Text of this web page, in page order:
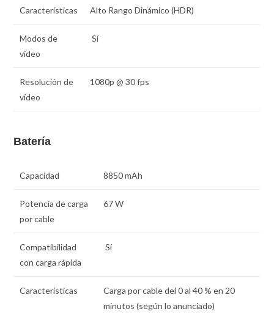
Características Alto Rango Dinámico (HDR)
Modos de
vídeo
Sí
Resolución de
vídeo
1080p @ 30 fps
Batería
Capacidad 8850 mAh
Potencia de carga
por cable
67 W
Compatibilidad
con carga rápida
Sí
Características
Carga por cable del 0 al 40 % en 20
minutos (según lo anunciado)